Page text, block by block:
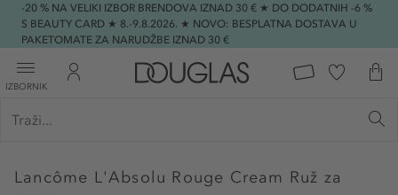
-20 % NA VELIKI IZBOR BRENDOVA IZNAD 30 € ★ DO DODATNIH -6 %
S BEAUTY CARD ★ 8.-9.8.2026. ★ NOVO: BESPLATNA DOSTAVA U
PAKETOMATE ZA NARUDŽBE IZNAD 30 €
IZBORNIK
Lancôme L'Absolu Rouge Cream Ruž za